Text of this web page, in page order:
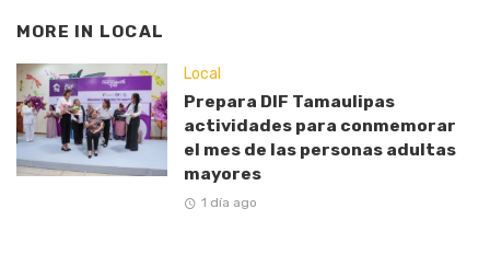
MORE IN LOCAL
Local
Prepara DIF Tamaulipas
actividades para conmemorar
el mes de las personas adultas
mayores
1 día ago